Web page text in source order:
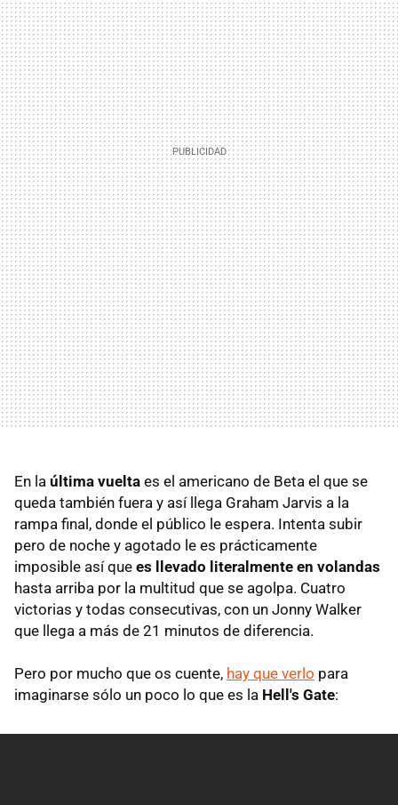
En la última vuelta es el americano de Beta el que se
queda también fuera y así llega Graham Jarvis a la
rampa final, donde el público le espera. Intenta subir
pero de noche y agotado le es prácticamente
imposible así que es llevado literalmente en volandas
hasta arriba por la multitud que se agolpa. Cuatro
victorias y todas consecutivas, con un Jonny Walker
que llega a más de 21 minutos de diferencia.
Pero por mucho que os cuente, hay que verlo para
imaginarse sólo un poco lo que es la Hell's Gate: